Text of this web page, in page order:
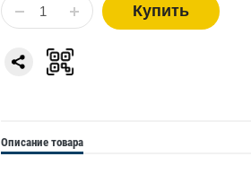
Купить
Описание товара